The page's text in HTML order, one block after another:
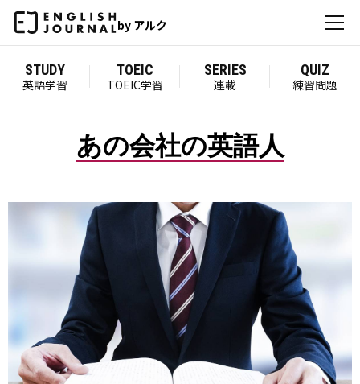
by アルク
STUDY
英語学習
TOEIC
TOEIC学習
SERIES
連載
QUIZ
練習問題
あの会社の英語人